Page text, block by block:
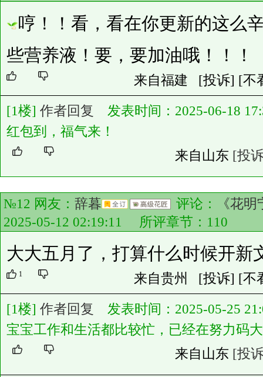
哼！！看，看在你更新的这么
些营养液！要，要加油哦！！！
来自福建 [投诉] [不
[1楼] 作者回复
发表时间：2025-06-18
红包到，福气来！
来自山东 [投
№12 网友： 辞暮 评论：
《花
2025-05-12 02:19:11 所评章节： 110
大大五月了，打算什么时候开新
1 来自贵州 [投诉] [不
[1楼] 作者回复
发表时间：2025-05-25
宝宝工作和生活都比较忙，已经在努力码
来自山东 [投